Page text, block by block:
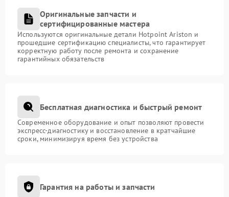
Оригинальные запчасти и
сертифицированные мастера
Используются оригинальные детали Hotpoint Ariston и
прошедшие сертификацию специалисты, что гарантирует
корректную работу после ремонта и сохранение
гарантийных обязательств
Бесплатная диагностика и быстрый ремонт
Современное оборудование и опыт позволяют провести
экспресс-диагностику и восстановление в кратчайшие
сроки, минимизируя время без устройства
Гарантия на работы и запчасти